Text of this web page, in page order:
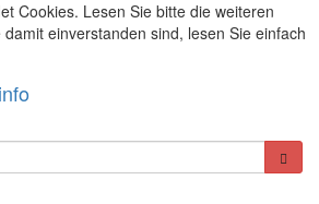
Cookies. Lesen Sie bitte die weiteren
einverstanden sind, lesen Sie einfach